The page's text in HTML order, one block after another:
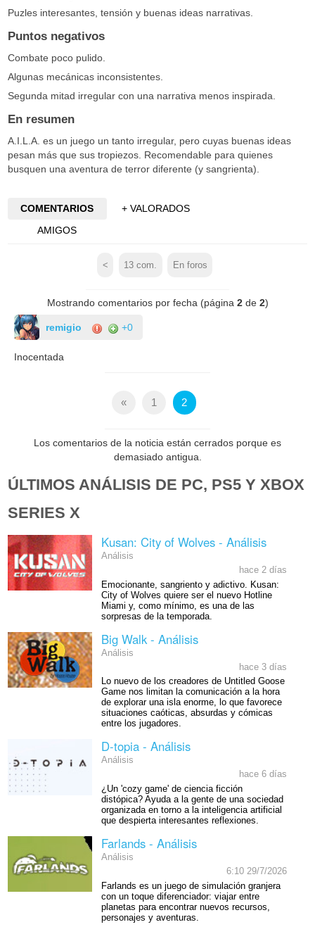
Puzles interesantes, tensión y buenas ideas narrativas.
Puntos negativos
Combate poco pulido.
Algunas mecánicas inconsistentes.
Segunda mitad irregular con una narrativa menos inspirada.
En resumen
A.I.L.A. es un juego un tanto irregular, pero cuyas buenas ideas
pesan más que sus tropiezos. Recomendable para quienes
busquen una aventura de terror diferente (y sangrienta).
COMENTARIOS
+ VALORADOS
AMIGOS
< 13 com. En foros
Mostrando comentarios por fecha (página 2de 2)
remigio +0
Inocentada
« 1 2
Los comentarios de la noticia están cerrados porque es
demasiado antigua.
ÚLTIMOS ANÁLISIS DE PC, PS5 Y XBOX
SERIES X
Kusan: City of Wolves - Análisis
Análisis
hace 2 días
Emocionante, sangriento y adictivo. Kusan:
City of Wolves quiere ser el nuevo Hotline
Miami y, como mínimo, es una de las
sorpresas de la temporada.
Big Walk - Análisis
Análisis
hace 3 días
Lo nuevo de los creadores de Untitled Goose
Game nos limitan la comunicación a la hora
de explorar una isla enorme, lo que favorece
situaciones caóticas, absurdas y cómicas
entre los jugadores.
D-topia - Análisis
Análisis
hace 6 días
¿Un 'cozy game' de ciencia ficción
distópica? Ayuda a la gente de una sociedad
organizada en torno a la inteligencia artificial
que despierta interesantes reflexiones.
Farlands - Análisis
Análisis
6:10 29/7/2026
Farlands es un juego de simulación granjera
con un toque diferenciador: viajar entre
planetas para encontrar nuevos recursos,
personajes y aventuras.